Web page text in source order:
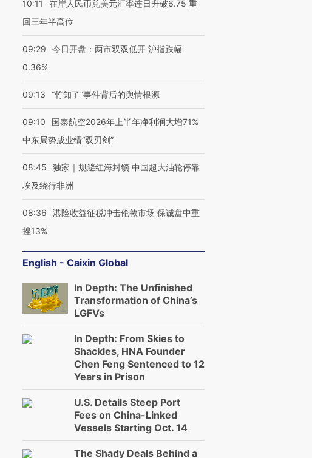
10:11
在岸人民币兑美元汇率连日升破6.75 重
回三年半高位
09:29
今日开盘：两市双双低开 沪指跌幅
0.36%
09:13 “竹知了”事件背后的舆情根源
09:10
国泰航空2026年上半年净利润大增71%
中东局势成业绩“双刃剑”
08:45
独家｜规避红海封锁 中国超大油轮停靠
埃及绕行非洲
08:36
港险收益征税冲击伦敦市场 保诚盘中重
挫13%
English - Caixin Global
In Depth: The Unfinished
Transformation of China’s
LGFVs
In Depth: From Skies to
Shackles, HNA Founder
Chen Feng Sentenced to 12
Years in Prison
U.S. Details Steep Port
Fees on China-Linked
Vessels Starting Oct. 14
The Shady Deals Behind a